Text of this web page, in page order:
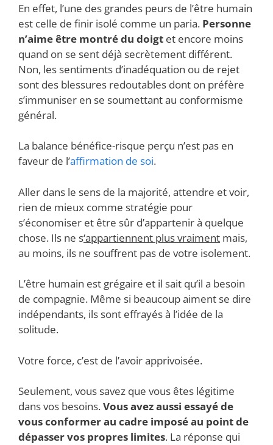
En effet, l’une des grandes peurs de l’être humain
est celle de finir isolé comme un paria. Personne
n’aime être montré du doigt et encore moins
quand on se sent déjà secrètement différent.
Non, les sentiments d’inadéquation ou de rejet
sont des blessures redoutables dont on préfère
s’immuniser en se soumettant au conformisme
général.
La balance bénéfice-risque perçu n’est pas en
faveur de l’affirmation de soi.
Aller dans le sens de la majorité, attendre et voir,
rien de mieux comme stratégie pour
s’économiser et être sûr d’appartenir à quelque
chose. Ils ne s‘appartiennent plus vraiment mais,
au moins, ils ne souffrent pas de votre isolement.
L’être humain est grégaire et il sait qu’il a besoin
de compagnie. Même si beaucoup aiment se dire
indépendants, ils sont effrayés à l’idée de la
solitude.
Votre force, c’est de l’avoir apprivoisée.
Seulement, vous savez que vous êtes légitime
dans vos besoins.Vous avez aussi essayé de
vous conformer au cadre imposé au point de
dépasser vos propres limites. La réponse qui